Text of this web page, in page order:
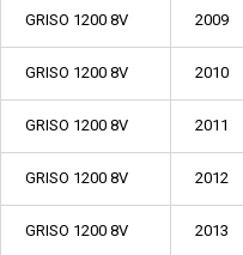
GRISO 1200 8V 2009
GRISO 1200 8V 2010
GRISO 1200 8V 2011
GRISO 1200 8V 2012
GRISO 1200 8V 2013